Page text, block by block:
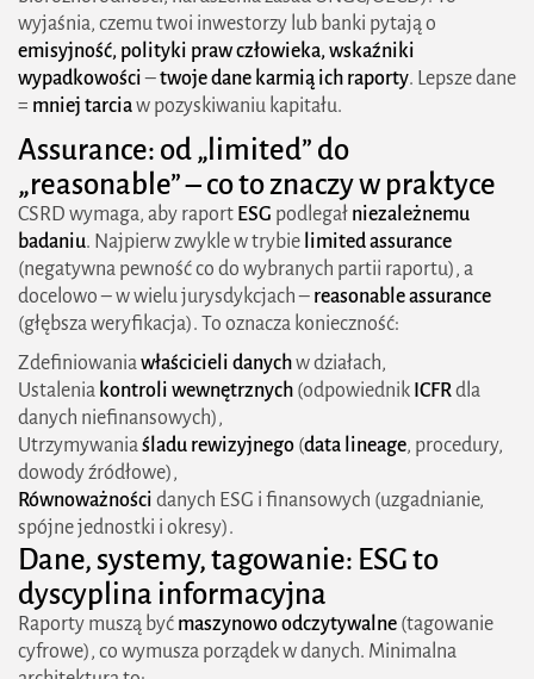
2026 zielonestrefy.pl Wszelkie prawa
zastrzeżone. Treści publikowane w serwisie są
chronione prawem autorskim.
wyjaśnia, czemu twoi inwestorzy lub banki pytają o
emisyjność, polityki praw człowieka, wskaźniki
wypadkowości–twoje dane karmią ich raporty. Lepsze dane
= mniej tarciaw pozyskiwaniu kapitału.
Assurance: od „limited” do
„reasonable” – co to znaczy w praktyce
CSRD wymaga, aby raport ESG podlegał niezależnemu
badaniu. Najpierw zwykle w trybie limited assurance
(negatywna pewność co do wybranych partii raportu), a
docelowo – w wielu jurysdykcjach – reasonable assurance
(głębsza weryfikacja). To oznacza konieczność:
Zdefiniowaniawłaścicieli danychw działach,
Ustalenia kontroli wewnętrznych (odpowiednik ICFRdla
danych niefinansowych),
Utrzymywaniaśladu rewizyjnego (data lineage, procedury,
dowody źródłowe),
Równoważności danych ESG i finansowych (uzgadnianie,
spójne jednostki i okresy).
Dane, systemy, tagowanie: ESG to
dyscyplina informacyjna
Raporty muszą być maszynowo odczytywalne (tagowanie
cyfrowe), co wymusza porządek w danych. Minimalna